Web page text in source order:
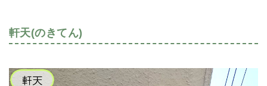
軒天(のきてん)